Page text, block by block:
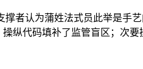
认为蒲姓法式员此举是手
纵代码填补了监管盲区；次